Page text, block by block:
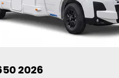
2026
iprivati possono